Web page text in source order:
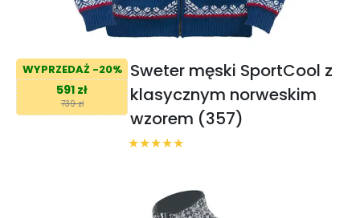
WYPRZEDAŻ -20%
591 zł
739 zł
Sweter męski SportCool z
klasycznym norweskim
wzorem (357)